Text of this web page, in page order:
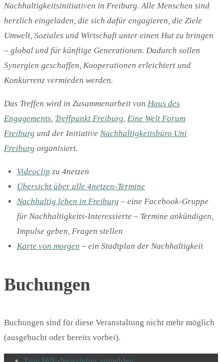
Nachhaltigkeitsinitiativen in Freiburg. Alle Menschen sind
herzlich eingeladen, die sich dafür engagieren, die Ziele
Umwelt, Soziales und Wirtschaft unter einen Hut zu bringen
– global und für künftige Generationen. Dadurch sollen
Synergien geschaffen, Kooperationen erleichtert und
Konkurrenz vermieden werden.
Das Treffen wird in Zusammenarbeit von Haus des
Engagements, Treffpunkt Freiburg, Eine Welt Forum
Freiburg und der Initiative Nachhaltigkeitsbüro Uni
Freiburg organisiert.
Videoclip zu 4netzen
Übersicht über alle 4netzen-Termine
Nachhaltig leben in Freiburg – eine Facebook-Gruppe
für Nachhaltigkeits-Interessierte – Termine ankündigen,
Impulse geben, Fragen stellen
Karte von morgen – ein Stadtplan der Nachhaltigkeit
Buchungen
Buchungen sind für diese Veranstaltung nicht mehr möglich
(ausgebucht oder bereits vorbei).